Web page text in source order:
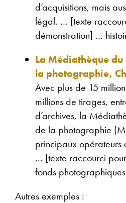
d’acquisitions, mais
légal. … [texte
démonstration] …
La Médiathèque
la photographie,
Avec plus de 15
millions de tirages,
d’archives, la
de la photographie
principaux opérateurs
… [texte raccourci
fonds
Autres exemples :